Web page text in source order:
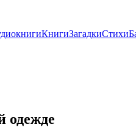
КнигиЗагадкиСтихи
одежде